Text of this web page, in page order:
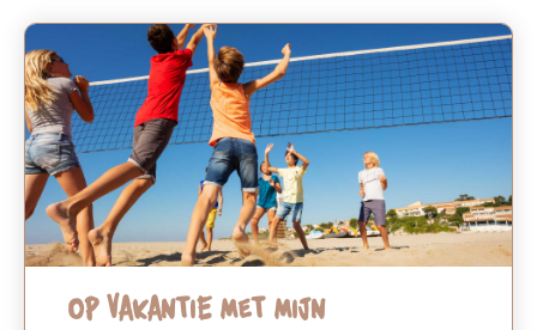
Op vakantie met mijn